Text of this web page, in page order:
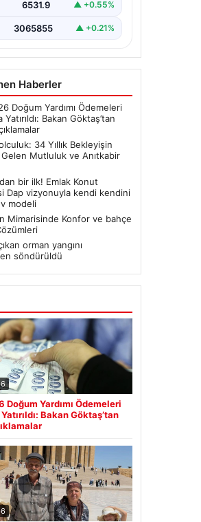
Yıldırım çifti, evlat sahibi
6531.9 ▲ +0.55%
3065855 ▲ +0.21%
Haberler
Doğum Yardımı Ödemeleri
Bakan Göktaş’tan
34 Yıllık Bekleyişin
Gelen Mutluluk ve Anıtkabir
bir ilk! Emlak Konut
Dap vizyonuyla kendi kendini
modeli
Mimarisinde Konfor ve bahçe
orman yangını
söndürüldü
Doğum Yardımı Ödemeleri
Bakan Göktaş’tan